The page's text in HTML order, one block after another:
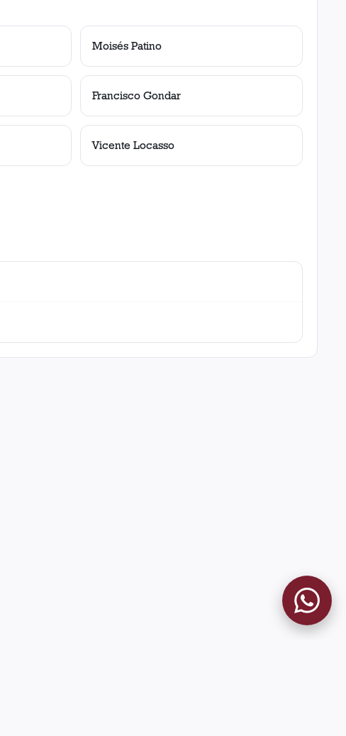
Moisés Patino
Francisco Gondar
Vicente Locasso